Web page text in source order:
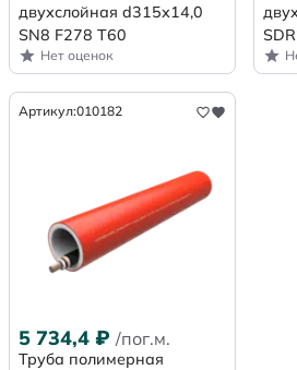
двухслойная d315х14,0
SN8 F278 Т60
Нет оценок
Артикул:010182
5 734,4 ₽ /пог.м.
Труба полимерная